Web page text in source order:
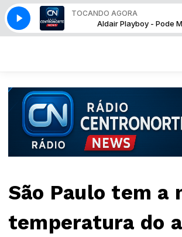
TOCANDO AGORA
Me Bloquear Aldair Playboy - Pode Me
São Paulo tem a
temperatura do